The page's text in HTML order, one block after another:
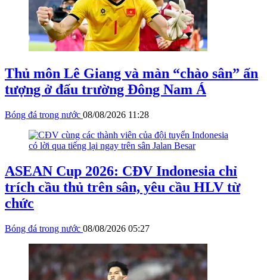
Thủ môn Lê Giang và màn “chào sân” ấn
tượng ở đấu trường Đông Nam Á
Bóng đá trong nước 08/08/2026 11:28
ASEAN Cup 2026: CĐV Indonesia chỉ
trích cầu thủ trên sân, yêu cầu HLV từ
chức
Bóng đá trong nước 08/08/2026 05:27